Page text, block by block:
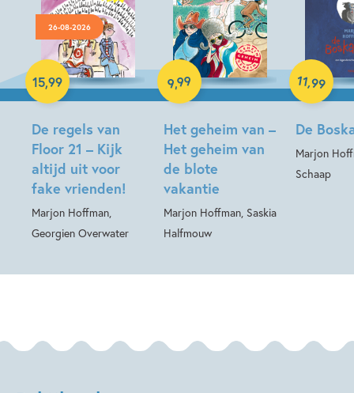
26-08-2026
De regels van
Floor 21 – Kijk
altijd uit voor
fake vrienden!
Marjon Hoffman,
Georgien Overwater
15,99
Hardcover
Het geheim van –
Het geheim van
de blote
vakantie
Marjon Hoffman, Saskia
Halfmouw
9,99
E-book
De
Marjon
Schaap
11,99
Luisterboek